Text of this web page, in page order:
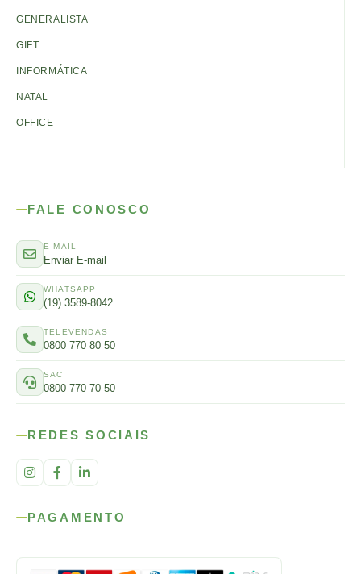
GENERALISTA
GIFT
INFORMÁTICA
NATAL
OFFICE
FALE CONOSCO
E-MAIL
Enviar E-mail
WHATSAPP
(19) 3589-8042
TELEVENDAS
0800 770 80 50
SAC
0800 770 70 50
REDES SOCIAIS
PAGAMENTO